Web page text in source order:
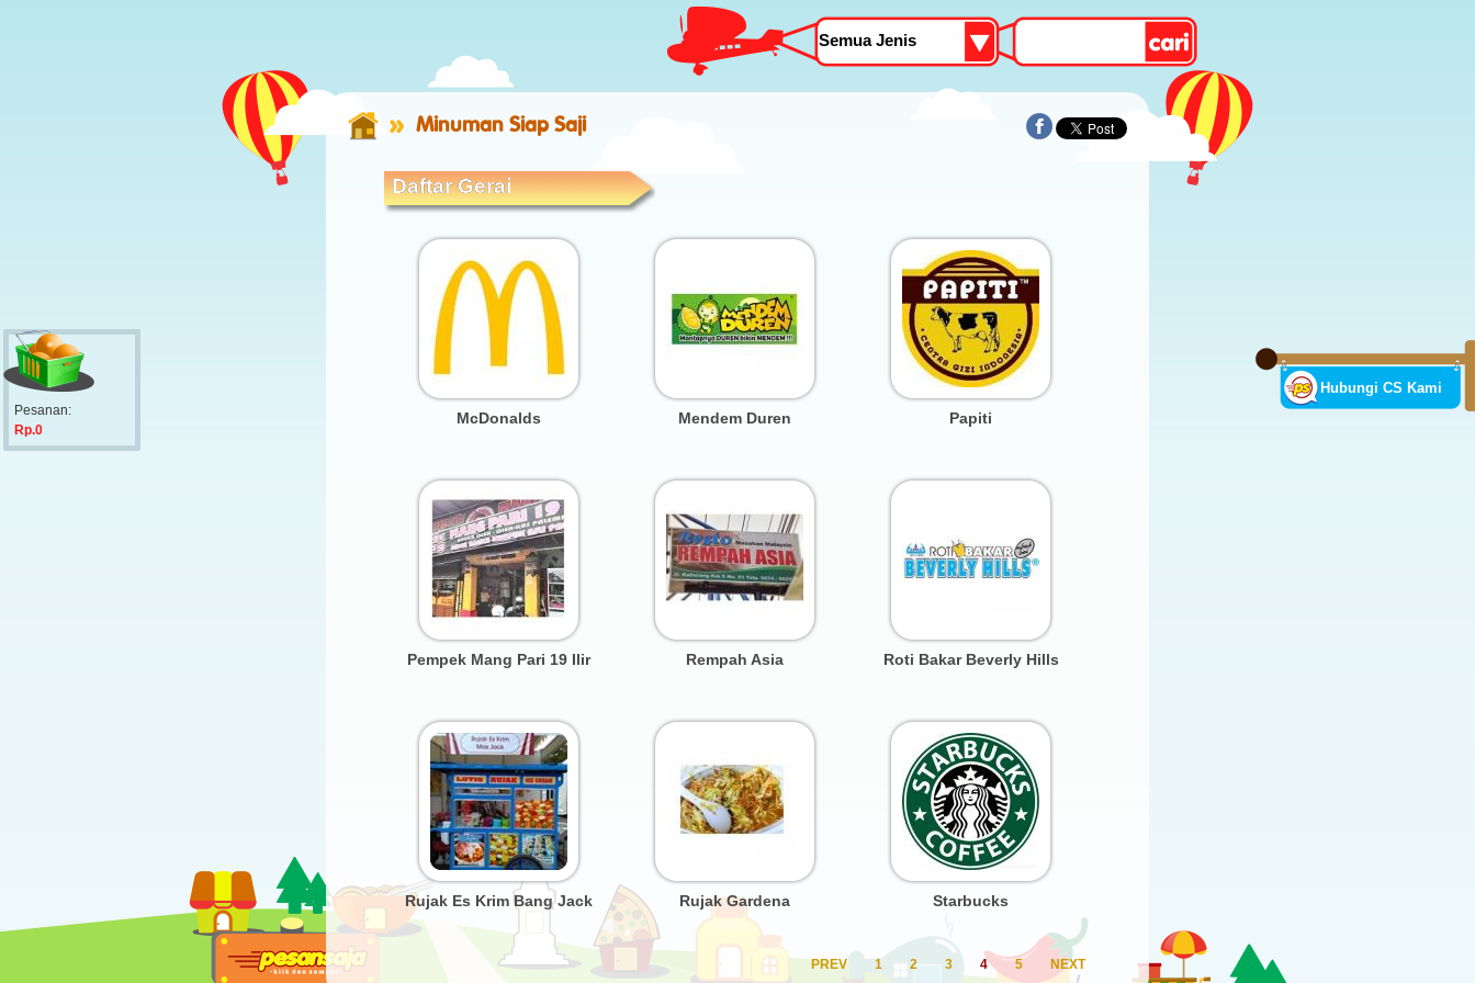
Hubungi CS Kami
Pesanan:
Rp.0
Minuman Siap Saji
Daftar Gerai
McDonalds Mendem Duren Papiti
Pempek Mang Pari 19 Ilir Rempah Asia Roti Bakar Beverly Hills
Rujak Es Krim Bang Jack Rujak Gardena Starbucks
PREV 1 2 3 4 5 NEXT